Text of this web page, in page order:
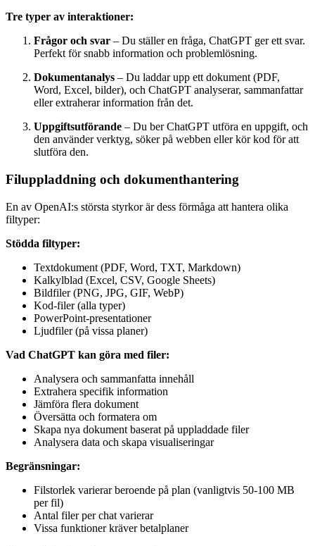
Tre typer av interaktioner:
Frågor och svar – Du ställer en fråga, ChatGPT ger ett svar.
Perfekt för snabb information och problemlösning.
Dokumentanalys – Du laddar upp ett dokument (PDF,
Word, Excel, bilder), och ChatGPT analyserar, sammanfattar
eller extraherar information från det.
Uppgiftsutförande – Du ber ChatGPT utföra en uppgift, och
den använder verktyg, söker på webben eller kör kod för att
slutföra den.
Filuppladdning och dokumenthantering
En av OpenAI:s största styrkor är dess förmåga att hantera olika
filtyper:
Stödda filtyper:
Textdokument (PDF, Word, TXT, Markdown)
Kalkylblad (Excel, CSV, Google Sheets)
Bildfiler (PNG, JPG, GIF, WebP)
Kod-filer (alla typer)
PowerPoint-presentationer
Ljudfiler (på vissa planer)
Vad ChatGPT kan göra med filer:
Analysera och sammanfatta innehåll
Extrahera specifik information
Jämföra flera dokument
Översätta och formatera om
Skapa nya dokument baserat på uppladdade filer
Analysera data och skapa visualiseringar
Begränsningar:
Filstorlek varierar beroende på plan (vanligtvis 50-100 MB
per fil)
Antal filer per chat varierar
Vissa funktioner kräver betalplaner